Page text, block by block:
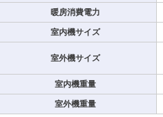
暖房消費電力
室内機サイズ
室外機サイズ
室内機重量
室外機重量